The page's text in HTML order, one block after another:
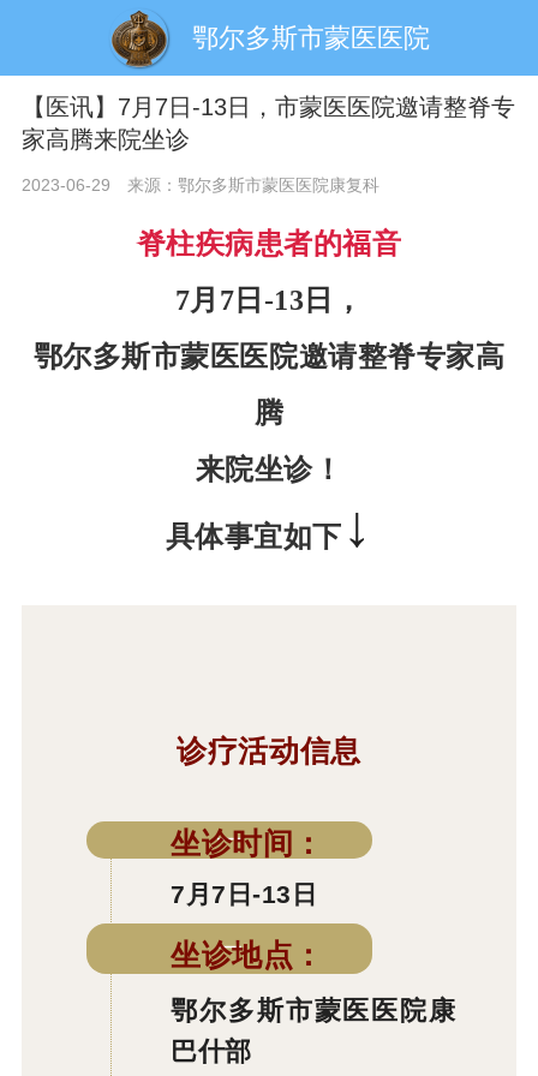
鄂尔多斯市蒙医医院
【医讯】7月7日-13日，市蒙医医院邀请整脊专
家高腾来院坐诊
2023-06-29 来源：鄂尔多斯市蒙医医院康复科
脊柱疾病患者的福音
7月7日-13日，
鄂尔多斯市蒙医医院邀请整脊专家高
腾
来院坐诊！
具体事宜如下 ↓
诊疗活动信息
一
坐诊时间：
7月7日-13日
一
坐诊地点：
鄂尔多斯市蒙医医院康
巴什部